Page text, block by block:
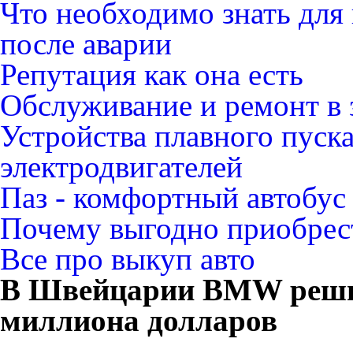
Что необходимо знать
после аварии
Репутация как она есть
Обслуживание и ремонт в
Устройства плавного
электродвигателей
Паз - комфортный
Почему выгодно
Все про выкуп авто
В Швейцарии BMW
миллиона долларов